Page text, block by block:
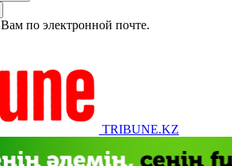
по электронной почте.
TRIBUNE.KZ